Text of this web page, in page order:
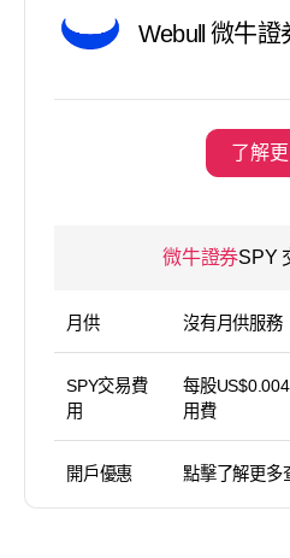
Webull 微牛證
了解
微牛證券SPY
月供 沒有月供服務
SPY交易費
用
每股
用費
開戶優惠 點擊了解更多